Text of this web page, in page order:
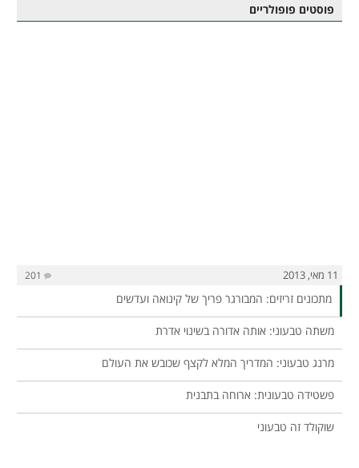
פוסטים פופולריים
11 מאי, 2013 201
מתכונים זריזים: המבורגר פריך של קינואה ועדשים
משתה טבעוני: אותה אדורה בשינוי אדרת
מרנג טבעוני: המדריך המלא לקצף שכובש את העולם
פשטידה טבעונית: ארוחה בתבנית
שוקולד זה טבעוני